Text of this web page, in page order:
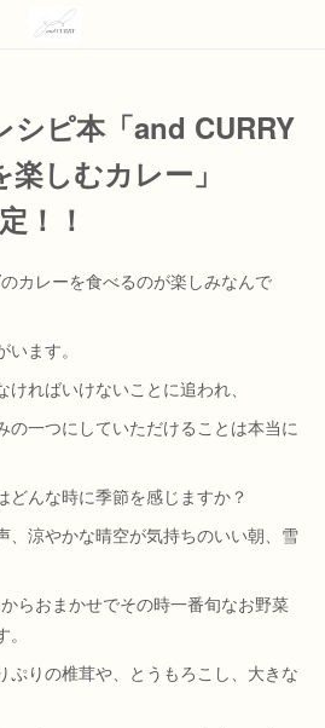
シピ本「and CURRY
しむカレー」
！！
カレーを食べるのが楽しみなんで
ます。
ればいけないことに追われ、
の一つにしていただけることは本当に
どんな時に季節を感じますか？
、涼やかな晴空が気持ちのいい朝、雪
らおまかせでその時一番旬なお野菜
ぷりの椎茸や、とうもろこし、大きな